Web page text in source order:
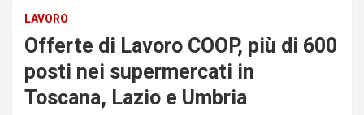
LAVORO
Offerte di Lavoro COOP, più di 600
posti nei supermercati in
Toscana, Lazio e Umbria